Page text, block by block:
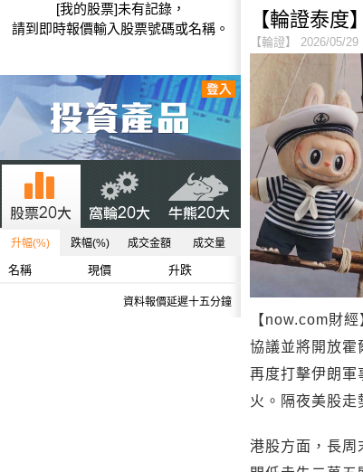
[我的股票]未有記錄，
請到即時報價輸入股票號碼或名稱。
升幅(%) 跌幅(%) 成交金額 成交量
名稱 現價 升跌
資料報價延遲十五分鐘
【輪證泰
【輪證】 2026/05/29
【now.com財
協議並將開放霍
再度打擊伊朗軍
火。隔夜美股走
港股方面，長周